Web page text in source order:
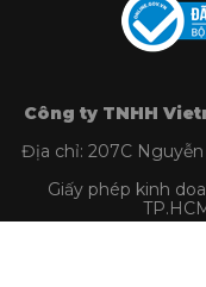
Công ty TNHH
Địa chỉ: 207C Nguyễn
Giấy phép kinh